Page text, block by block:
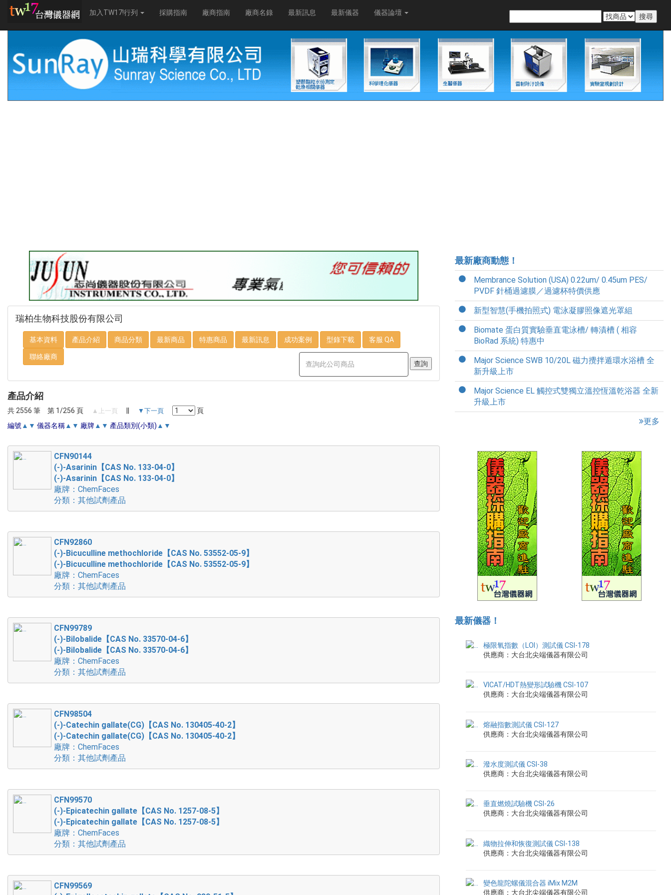
加入TW17!行列 採購指南 廠商指南 廠商名錄 最新訊息 最新儀器 儀器論壇
瑞柏生物科技股份有限公司
基本資料 產品介紹 商品分類 最新商品 特惠商品 最新訊息 成功案例 型錄下載 客服 QA
聯絡廠商
產品介紹
共 2556 筆 第 1/256 頁 ▲上一頁 ▼下一頁
頁
編號 ▲ ▼ 儀器名稱▲ ▼ 廠牌▲ ▼ 產品類別(小類) ▲ ▼
CFN90144
(-)-Asarinin【CAS No. 133-04-0】
(-)-Asarinin【CAS No. 133-04-0】
廠牌：ChemFaces
分類：其他試劑產品
CFN92860
(-)-Bicuculline methochloride【CAS No. 53552-05-9】
(-)-Bicuculline methochloride【CAS No. 53552-05-9】
廠牌：ChemFaces
分類：其他試劑產品
CFN99789
(-)-Bilobalide【CAS No. 33570-04-6】
(-)-Bilobalide【CAS No. 33570-04-6】
廠牌：ChemFaces
分類：其他試劑產品
CFN98504
(-)-Catechin gallate(CG)【CAS No. 130405-40-2】
(-)-Catechin gallate(CG)【CAS No. 130405-40-2】
廠牌：ChemFaces
分類：其他試劑產品
CFN99570
(-)-Epicatechin gallate【CAS No. 1257-08-5】
(-)-Epicatechin gallate【CAS No. 1257-08-5】
廠牌：ChemFaces
分類：其他試劑產品
CFN99569
最新廠商動態！
Membrance Solution (USA) 0.22um/ 0.45um PES/
PVDF 針桶過濾膜／過濾杯特價供應
新型智慧(手機拍照式) 電泳凝膠照像遮光罩組
Biomate 蛋白質實驗垂直電泳槽/ 轉漬槽 ( 相容
BioRad 系統) 特惠中
Major Science SWB 10/20L 磁力攪拌遁環水浴槽 全
新升級上市
Major Science EL 觸控式雙獨立溫控恆溫乾浴器 全新
升級上市
更多
最新儀器！
極限氧指數（LOI）測試儀 CSI-178
供應商：大台北尖端儀器有限公司
VICAT/HDT熱變形試驗機 CSI-107
供應商：大台北尖端儀器有限公司
熔融指數測試儀 CSI-127
供應商：大台北尖端儀器有限公司
潑水度測試儀 CSI-38
供應商：大台北尖端儀器有限公司
垂直燃燒試驗機 CSI-26
供應商：大台北尖端儀器有限公司
織物拉伸和恢復測試儀 CSI-138
供應商：大台北尖端儀器有限公司
變色龍陀螺儀混合器 iMix M2M
供應商：大台北尖端儀器有限公司